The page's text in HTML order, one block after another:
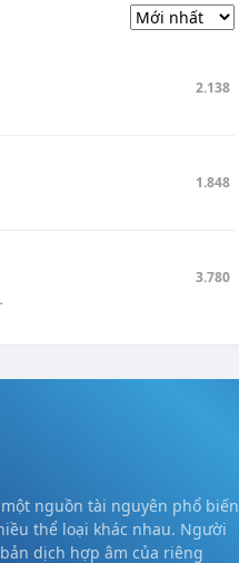
2.138
1.848
3.780
nguồn tài nguyên phổ biến
thể loại khác nhau. Người
dịch hợp âm của riêng